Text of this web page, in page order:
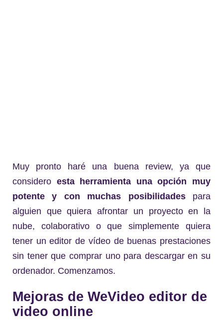
Muy pronto haré una buena review, ya que
considero esta herramienta una opción muy
potente y con muchas posibilidadespara
alguien que quiera afrontar un proyecto en la
nube, colaborativo o que simplemente quiera
tener un editor de vídeo de buenas prestaciones
sin tener que comprar uno para descargar en su
ordenador. Comenzamos.
Mejoras de WeVideo editor de
video online